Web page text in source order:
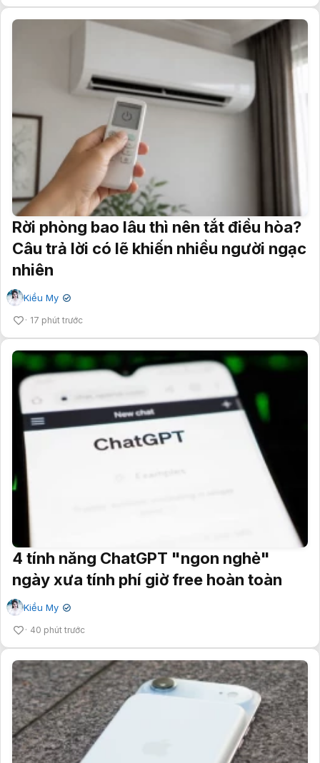
Rời phòng bao lâu thì nên tắt điều hòa?
Câu trả lời có lẽ khiến nhiều người ngạc
nhiên
Kiều My ✔
17 phút trước
4 tính năng ChatGPT "ngon nghẻ"
ngày xưa tính phí giờ free hoàn toàn
Kiều My ✔
40 phút trước